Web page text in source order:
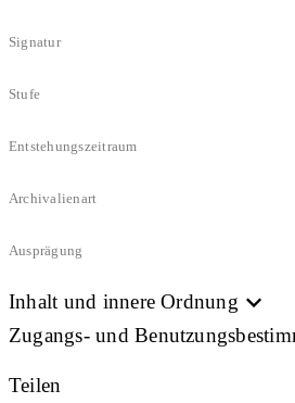
Signatur
Stufe
Entstehungszeitraum
Archivalienart
Ausprägung
Inhalt und innere Ordnung
Zugangs- und
Teilen